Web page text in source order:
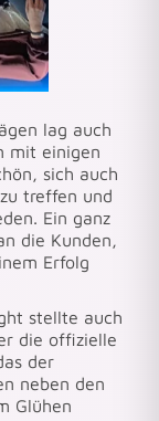
lag auch
mit einigen
sich auch
treffen und
Ein ganz
die Kunden,
Erfolg
stellte auch
die offizielle
der
neben den
Glühen